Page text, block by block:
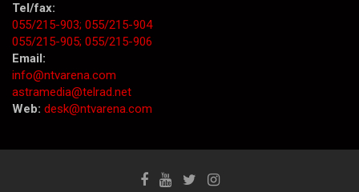
Tel/fax:
055/215-903; 055/215-904
055/215-905; 055/215-906
Email:
info@ntvarena.com
astramedia@telrad.net
Web: desk@ntvarena.com